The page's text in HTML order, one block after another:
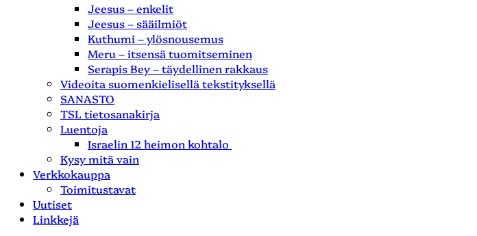
Jeesus – enkelit
Jeesus – sääilmiöt
Kuthumi – ylösnousemus
Meru – itsensä tuomitseminen
Serapis Bey – täydellinen rakkaus
Videoita suomenkielisellä tekstityksellä
SANASTO
TSL tietosanakirja
Luentoja
Israelin 12 heimon kohtalo
Kysy mitä vain
Verkkokauppa
Toimitustavat
Uutiset
Linkkejä